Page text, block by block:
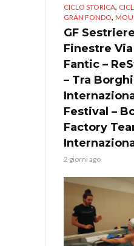
CICLO STORICA,
GRAN FONDO,
GF
Finestre
Fantic –
– Tra
Festival –
Factory
2 giorni ago